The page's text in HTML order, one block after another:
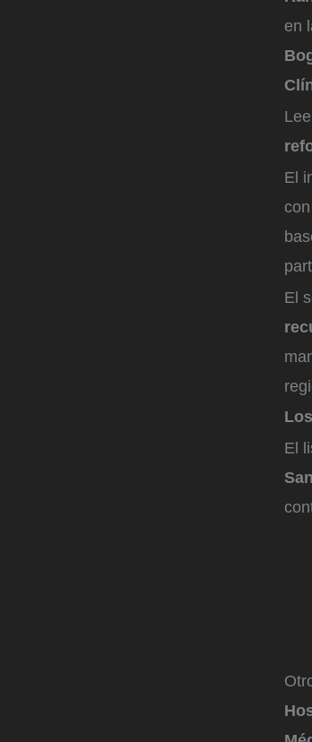
en
El
El
El